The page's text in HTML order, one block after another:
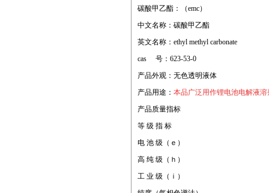
碳酸甲乙酯：（emc）
中文名称：碳酸甲乙酯
英文名称：ethyl methyl carbonate
cas 号：623-53-0
产品外观：无色透明液体
产品用途： 本品广泛用作锂电池电解液
产品质量指标
等 级 指 标
电 池 级（ｅ）
高 纯 级（ｈ）
工 业 级（ｉ）